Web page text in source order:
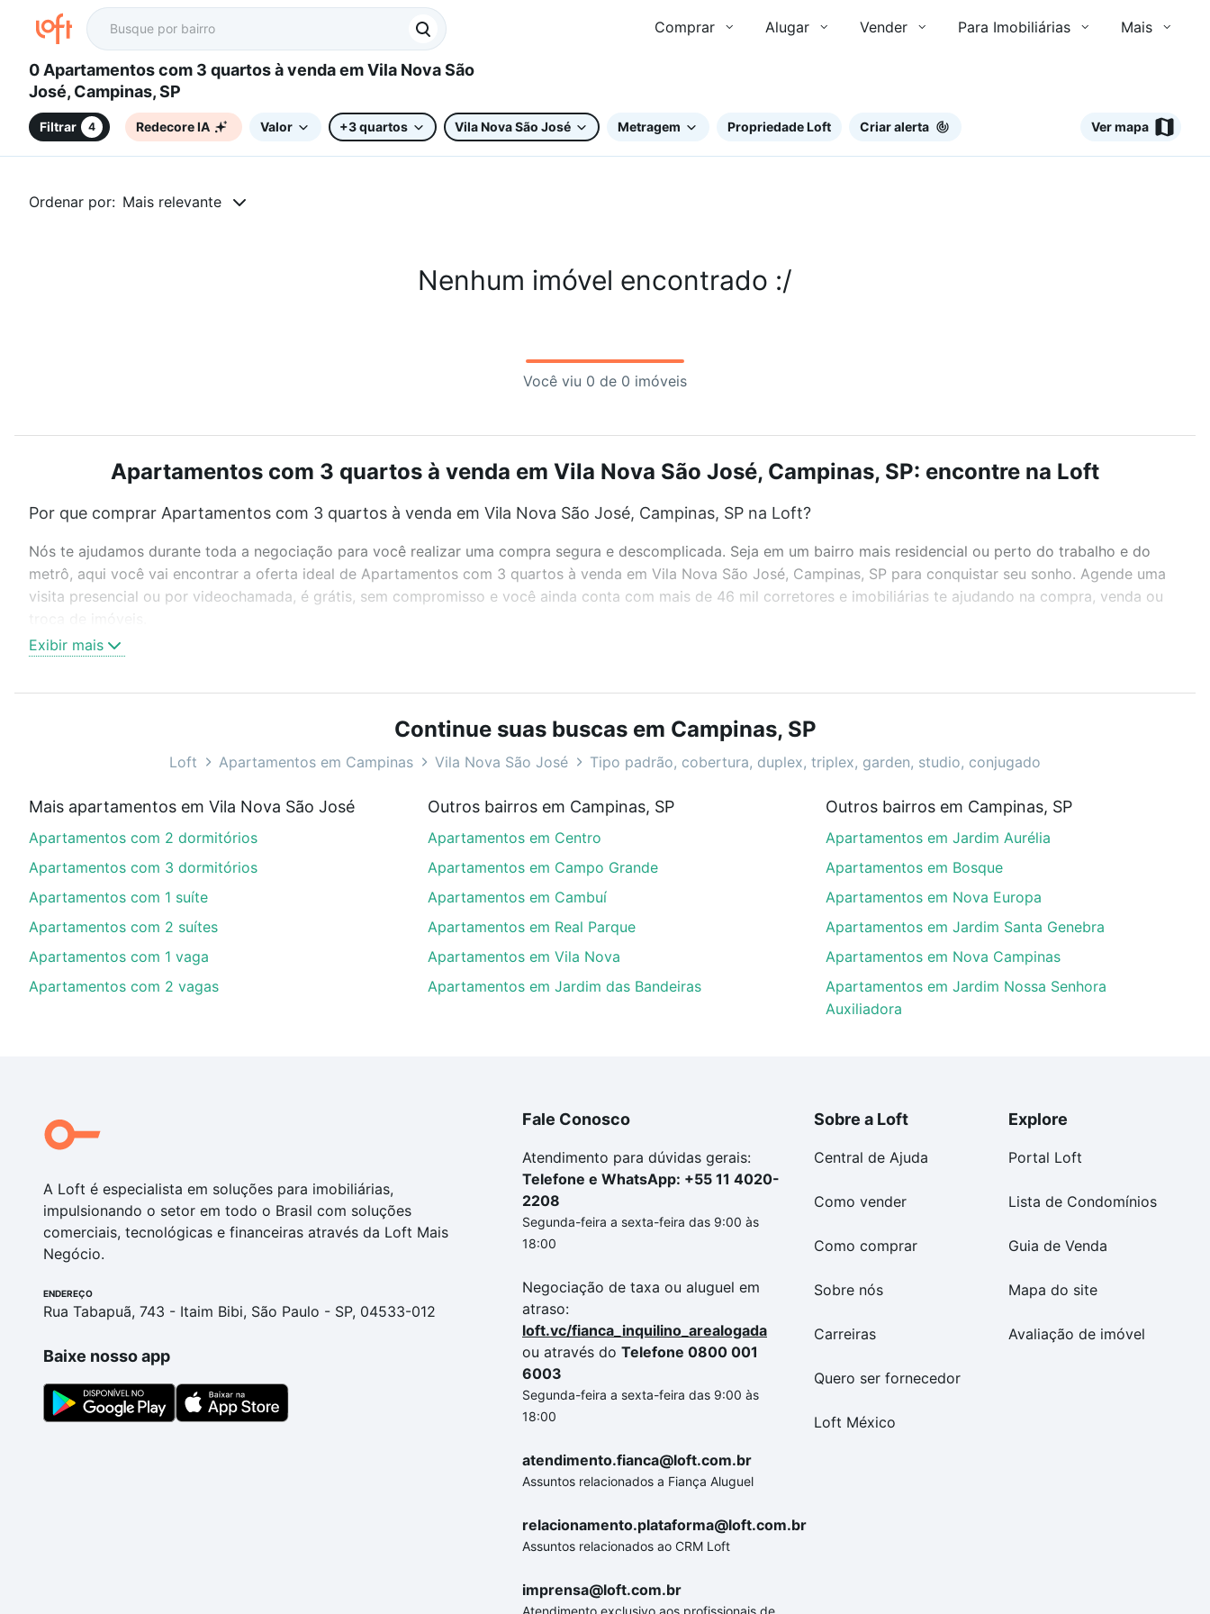
Comprar Alugar Vender Para Imobiliárias Mais
0 Apartamentos com 3 quartos à venda em Vila Nova São
José, Campinas, SP
Filtrar 4 Redecore IA Valor +3 quartos Vila Nova São José Metragem Propriedade Loft Criar alerta Ver mapa
Ordenar por: Mais relevante
Nenhum imóvel encontrado :/
Você viu 0 de 0 imóveis
Apartamentos com 3 quartos à venda em Vila Nova São José, Campinas, SP: encontre na Loft
Por que comprar Apartamentos com 3 quartos à venda em Vila Nova São José, Campinas, SP na Loft?
Nós te ajudamos durante toda a negociação para você realizar uma compra segura e descomplicada. Seja em um bairro mais residencial ou perto do trabalho e do
metrô, aqui você vai encontrar a oferta ideal de Apartamentos com 3 quartos à venda em Vila Nova São José, Campinas, SP para conquistar seu sonho. Agende uma
visita presencial ou por videochamada, é grátis, sem compromisso e você ainda conta com mais de 46 mil corretores e imobiliárias te ajudando na compra, venda ou
Como escolher um imóvel?
Use barra de busca no topo para pesquisar por ruas, bairros e até condomínios favoritos. Você também pode usar os filtros como quantidade de quartos, suítes, com
ou sem vaga de garagem para combinar perfeitamente com o preço, metragem e comodidades, como piscina, academia, salão de festas ou área verde e encontrar
Apartamentos com 3 quartos à venda em Vila Nova São José, Campinas, SP ideal para você na Loft.
Aqui na Loft temos a oferta ideal para você, com Apartamentos com 3 quartos à venda em Vila Nova São José, Campinas, SP que custam a partir de R$ 0 e com
nossas opções de financiamento imobiliário as parcelas podem se adequar ao seu orçamento. Se ainda tem alguma dúvida dos custos envolvidos no processo de
compra, veja em nosso portal quanto custa comprar um apartamento e conte com a gente para comprar o imóvel dos seus sonhos com segurança e conforto. Loft,
Exibir mais
Continue suas buscas em Campinas, SP
Loft Apartamentos em Campinas Vila Nova São José Tipo padrão, cobertura, duplex, triplex, garden, studio, conjugado
Mais apartamentos em Vila Nova São José
Apartamentos com 2 dormitórios
Apartamentos com 3 dormitórios
Apartamentos com 1 suíte
Apartamentos com 2 suítes
Apartamentos com 1 vaga
Apartamentos com 2 vagas
Outros bairros em Campinas, SP
Apartamentos em Centro
Apartamentos em Campo Grande
Apartamentos em Cambuí
Apartamentos em Real Parque
Apartamentos em Vila Nova
Apartamentos em Jardim das Bandeiras
Outros bairros em Campinas, SP
Apartamentos em Jardim Aurélia
Apartamentos em Bosque
Apartamentos em Nova Europa
Apartamentos em Jardim Santa Genebra
Apartamentos em Nova Campinas
Apartamentos em Jardim Nossa Senhora
Auxiliadora
A Loft é especialista em soluções para imobiliárias,
impulsionando o setor em todo o Brasil com soluções
comerciais, tecnológicas e financeiras através da Loft Mais
Negócio.
ENDEREÇO
Rua Tabapuã, 743 - Itaim Bibi, São Paulo - SP, 04533-012
Baixe nosso app
Fale Conosco
Atendimento para dúvidas gerais:
Telefone e WhatsApp: +55 11 4020-
2208
Segunda-feira a sexta-feira das 9:00 às
18:00
Negociação de taxa ou aluguel em
atraso:
loft.vc/fianca_inquilino_arealogada
ou através do Telefone 0800 001
6003
Segunda-feira a sexta-feira das 9:00 às
18:00
atendimento.fianca@loft.com.br
Assuntos relacionados a Fiança Aluguel
relacionamento.plataforma@loft.com.br
Assuntos relacionados ao CRM Loft
imprensa@loft.com.br
Atendimento exclusivo aos profissionais de
Sobre a Loft
Central de Ajuda
Como vender
Como comprar
Sobre nós
Carreiras
Quero ser fornecedor
Loft México
Explore
Portal Loft
Lista de Condomínios
Guia de Venda
Mapa do site
Avaliação de imóvel